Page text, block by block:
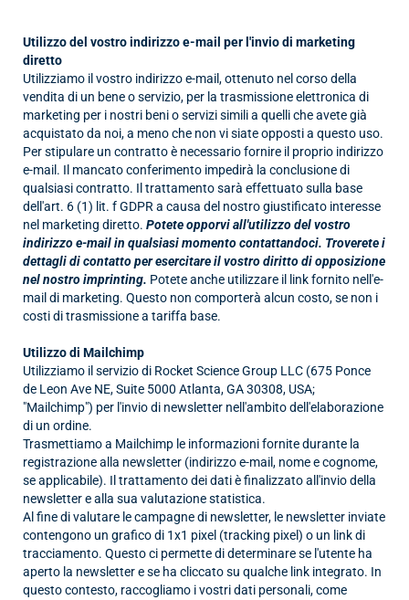
Utilizzo del vostro indirizzo e-mail per l'invio di marketing
diretto
Utilizziamo il vostro indirizzo e-mail, ottenuto nel corso della
vendita di un bene o servizio, per la trasmissione elettronica di
marketing per i nostri beni o servizi simili a quelli che avete già
acquistato da noi, a meno che non vi siate opposti a questo uso.
Per stipulare un contratto è necessario fornire il proprio indirizzo
e-mail. Il mancato conferimento impedirà la conclusione di
qualsiasi contratto. Il trattamento sarà effettuato sulla base
dell'art. 6 (1) lit. f GDPR a causa del nostro giustificato interesse
nel marketing diretto. Potete opporvi all'utilizzo del vostro
indirizzo e-mail in qualsiasi momento contattandoci. Troverete i
dettagli di contatto per esercitare il vostro diritto di opposizione
nel nostro imprinting. Potete anche utilizzare il link fornito nell'e-
mail di marketing. Questo non comporterà alcun costo, se non i
costi di trasmissione a tariffa base.
Utilizzo di Mailchimp
Utilizziamo il servizio di Rocket Science Group LLC (675 Ponce
de Leon Ave NE, Suite 5000 Atlanta, GA 30308, USA;
"Mailchimp") per l'invio di newsletter nell'ambito dell'elaborazione
di un ordine.
Trasmettiamo a Mailchimp le informazioni fornite durante la
registrazione alla newsletter (indirizzo e-mail, nome e cognome,
se applicabile). Il trattamento dei dati è finalizzato all'invio della
newsletter e alla sua valutazione statistica.
Al fine di valutare le campagne di newsletter, le newsletter inviate
contengono un grafico di 1x1 pixel (tracking pixel) o un link di
tracciamento. Questo ci permette di determinare se l'utente ha
aperto la newsletter e se ha cliccato su qualche link integrato. In
questo contesto, raccogliamo i vostri dati personali, come